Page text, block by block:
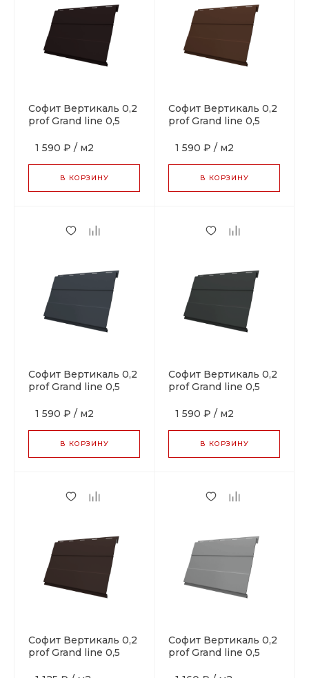
Софит Вертикаль 0,2
prof Grand line 0,5
черный
1 590 ₽ / м2
В КОРЗИНУ
Софит Вертикаль 0,2
prof Grand line 0,5
шоколад
1 590 ₽ / м2
В КОРЗИНУ
Софит Вертикаль 0,2
prof Grand line 0,5
мокрый асфальт
1 590 ₽ / м2
В КОРЗИНУ
Софит Вертикаль 0,2
prof Grand line 0,5
антрацитово-серый
1 590 ₽ / м2
В КОРЗИНУ
Софит Вертикаль 0,2
prof Grand line 0,5
Софит Вертикаль 0,2
prof Grand line 0,5